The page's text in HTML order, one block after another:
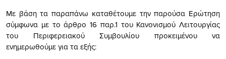
Με βάση τα παραπάνω καταθέτουμε την παρούσα Ερώτηση
σύμφωνα με το άρθρο 16 παρ.1 του Κανονισμού Λειτουργίας
του Περιφερειακού Συμβουλίου προκειμένου να
ενημερωθούμε για τα εξής: